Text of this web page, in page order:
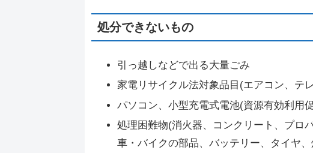
処分できないもの
引っ越しなどで出る大量ごみ
家電リサイクル法対象品目(エアコン、テ
パソコン、小型充電式電池(資源有効利用
処理困難物(消火器、コンクリート、プロ
車・バイクの部品、バッテリー、タイヤ